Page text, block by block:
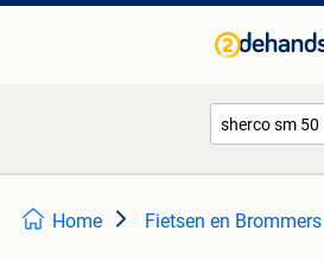
Home Fietsen en Brommers